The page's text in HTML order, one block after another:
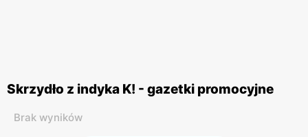
Skrzydło z indyka K! - gazetki promocyjne
Brak wyników